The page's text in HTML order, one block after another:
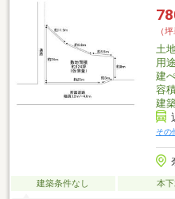
15分□■実際に現地をご覧いただ
い合わせ下さい！■□
（
土
用
建
容
建
その
建築条件なし 本